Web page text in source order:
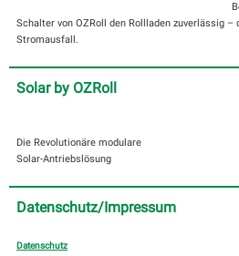
Schalter von OZRoll den Rollladen zuverlässig –
Stromausfall.
Solar by OZRoll
Die Revolutionäre modulare
Solar-Antriebslösung
Datenschutz/Impressum
Datenschutz